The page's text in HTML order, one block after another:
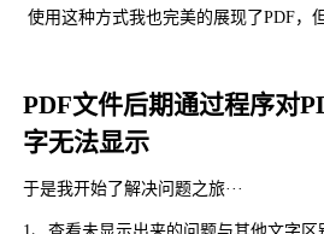
使用这种方式我也完美的展现了PDF，
PDF文件后期通过程序对
字无法显示
于是我开始了解决问题之旅···